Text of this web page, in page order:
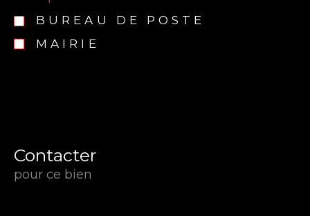
BUREAU DE POSTE
MAIRIE
Contacter
pour ce bien